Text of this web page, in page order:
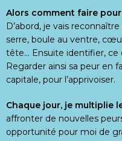
Alors comment faire
D’abord, je vais
serre, boule au ventre,
tête… Ensuite identifier, ce
Regarder ainsi sa peur en
capitale, pour l’apprivoiser.
Chaque jour, je multiplie
affronter de nouvelles
opportunité pour moi de